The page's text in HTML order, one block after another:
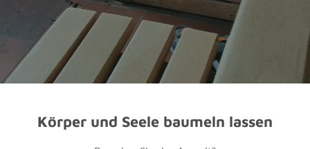
Körper und Seele baumeln lassen